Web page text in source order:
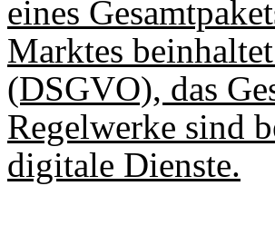
eines
Marktes
(DSGVO), das
Regelwerke sind
digitale Dienste.